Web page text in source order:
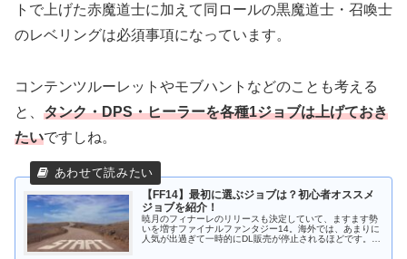
トで上げた赤魔道士に加えて同ロールの黒魔道士・召喚士
のレベリングは必須事項になっています。
コンテンツルーレットやモブハントなどのことも考える
と、 タンク・DPS・ヒーラーを各種1ジョブは上げておき
たいですしね。
【FF14】最初に選ぶジョブは？初心者オススメ
ジョブを紹介！
暁月のフィナーレのリリースも決定していて、ますます勢
いを増すファイナルファンタジー14。海外では、あまりに
人気が出過ぎて一時的にDL販売が停止されるほどです。日